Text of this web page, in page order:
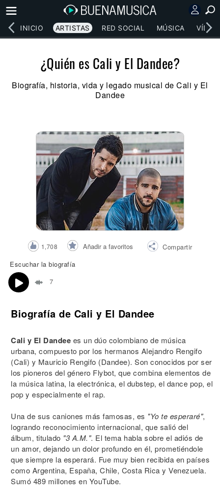
INICIO ARTISTAS RED SOCIAL MÚSICA
¿Quién es Cali y El Dandee?
Biografía, historia, vida y legado musical de Cali y El
Dandee
1,708 Añadir a favoritos
Compartir
Escuchar la biografía
7
Biografía de Cali y El Dandee
Cali y El Dandee es un dúo colombiano de música
urbana, compuesto por los hermanos Alejandro Rengifo
(Cali) y Mauricio Rengifo (Dandee). Son conocidos por ser
los pioneros del género Flybot, que combina elementos de
la música latina, la electrónica, el dubstep, el dance pop, el
pop y especialmente el rap.
Una de sus caniones más famosas, es "Yo te esperaré",
logrando reconocimiento internacional, que salió del
álbum, titulado "3 A.M.". El tema habla sobre el adiós de
un amor, dejando un dolor profundo en él, prometiéndole
que siempre la esperará. Fue muy bien recibida en países
como Argentina, España, Chile, Costa Rica y Venezuela.
Sumó 489 millones en YouTube.